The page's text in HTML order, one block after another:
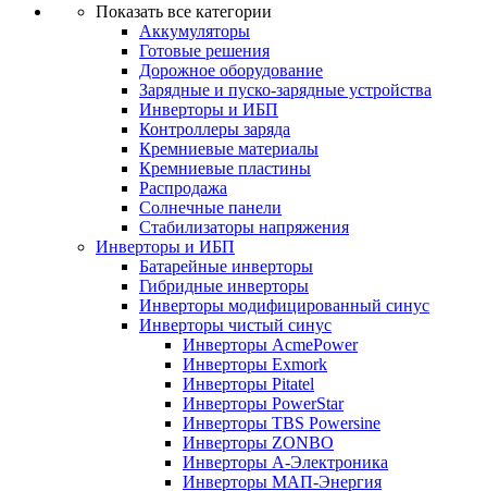
Показать все категории
Аккумуляторы
Готовые решения
Дорожное оборудование
Зарядные и пуско-зарядные устройства
Инверторы и ИБП
Контроллеры заряда
Кремниевые материалы
Кремниевые пластины
Распродажа
Солнечные панели
Стабилизаторы напряжения
Инверторы и ИБП
Батарейные инверторы
Гибридные инверторы
Инверторы модифицированный синус
Инверторы чистый синус
Инверторы AcmePower
Инверторы Exmork
Инверторы Pitatel
Инверторы PowerStar
Инверторы TBS Powersine
Инверторы ZONBO
Инверторы А-Электроника
Инверторы МАП-Энергия